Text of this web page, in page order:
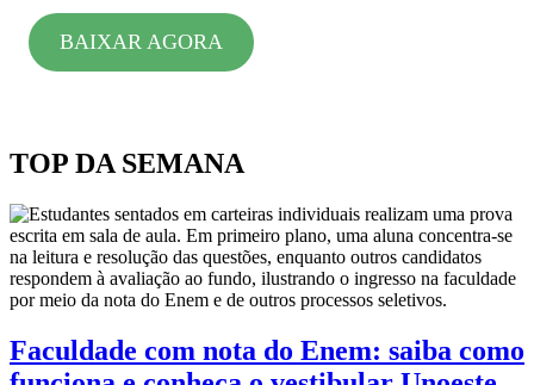
BAIXAR AGORA
TOP DA SEMANA
Faculdade com nota do Enem: saiba como